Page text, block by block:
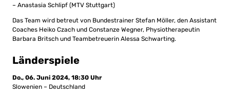
– Anastasia Schlipf (MTV Stuttgart)
Das Team wird betreut von Bundestrainer Stefan Möller, den Assistant
Coaches Heiko Czach und Constanze Wegner, Physiotherapeutin
Barbara Britsch und Teambetreuerin Alessa Schwarting.
Länderspiele
Do., 06. Juni 2024, 18:30 Uhr
Slowenien – Deutschland